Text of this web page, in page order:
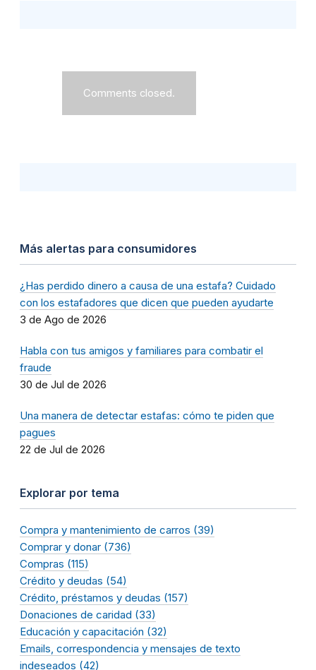
Comments closed.
Más alertas para consumidores
¿Has perdido dinero a causa de una estafa? Cuidado
con los estafadores que dicen que pueden ayudarte
3 de Ago de 2026
Habla con tus amigos y familiares para combatir el
fraude
30 de Jul de 2026
Una manera de detectar estafas: cómo te piden que
pagues
22 de Jul de 2026
Explorar por tema
Compra y mantenimiento de carros (39)
Comprar y donar (736)
Compras (115)
Crédito y deudas (54)
Crédito, préstamos y deudas (157)
Donaciones de caridad (33)
Educación y capacitación (32)
Emails, correspondencia y mensajes de texto
indeseados (42)